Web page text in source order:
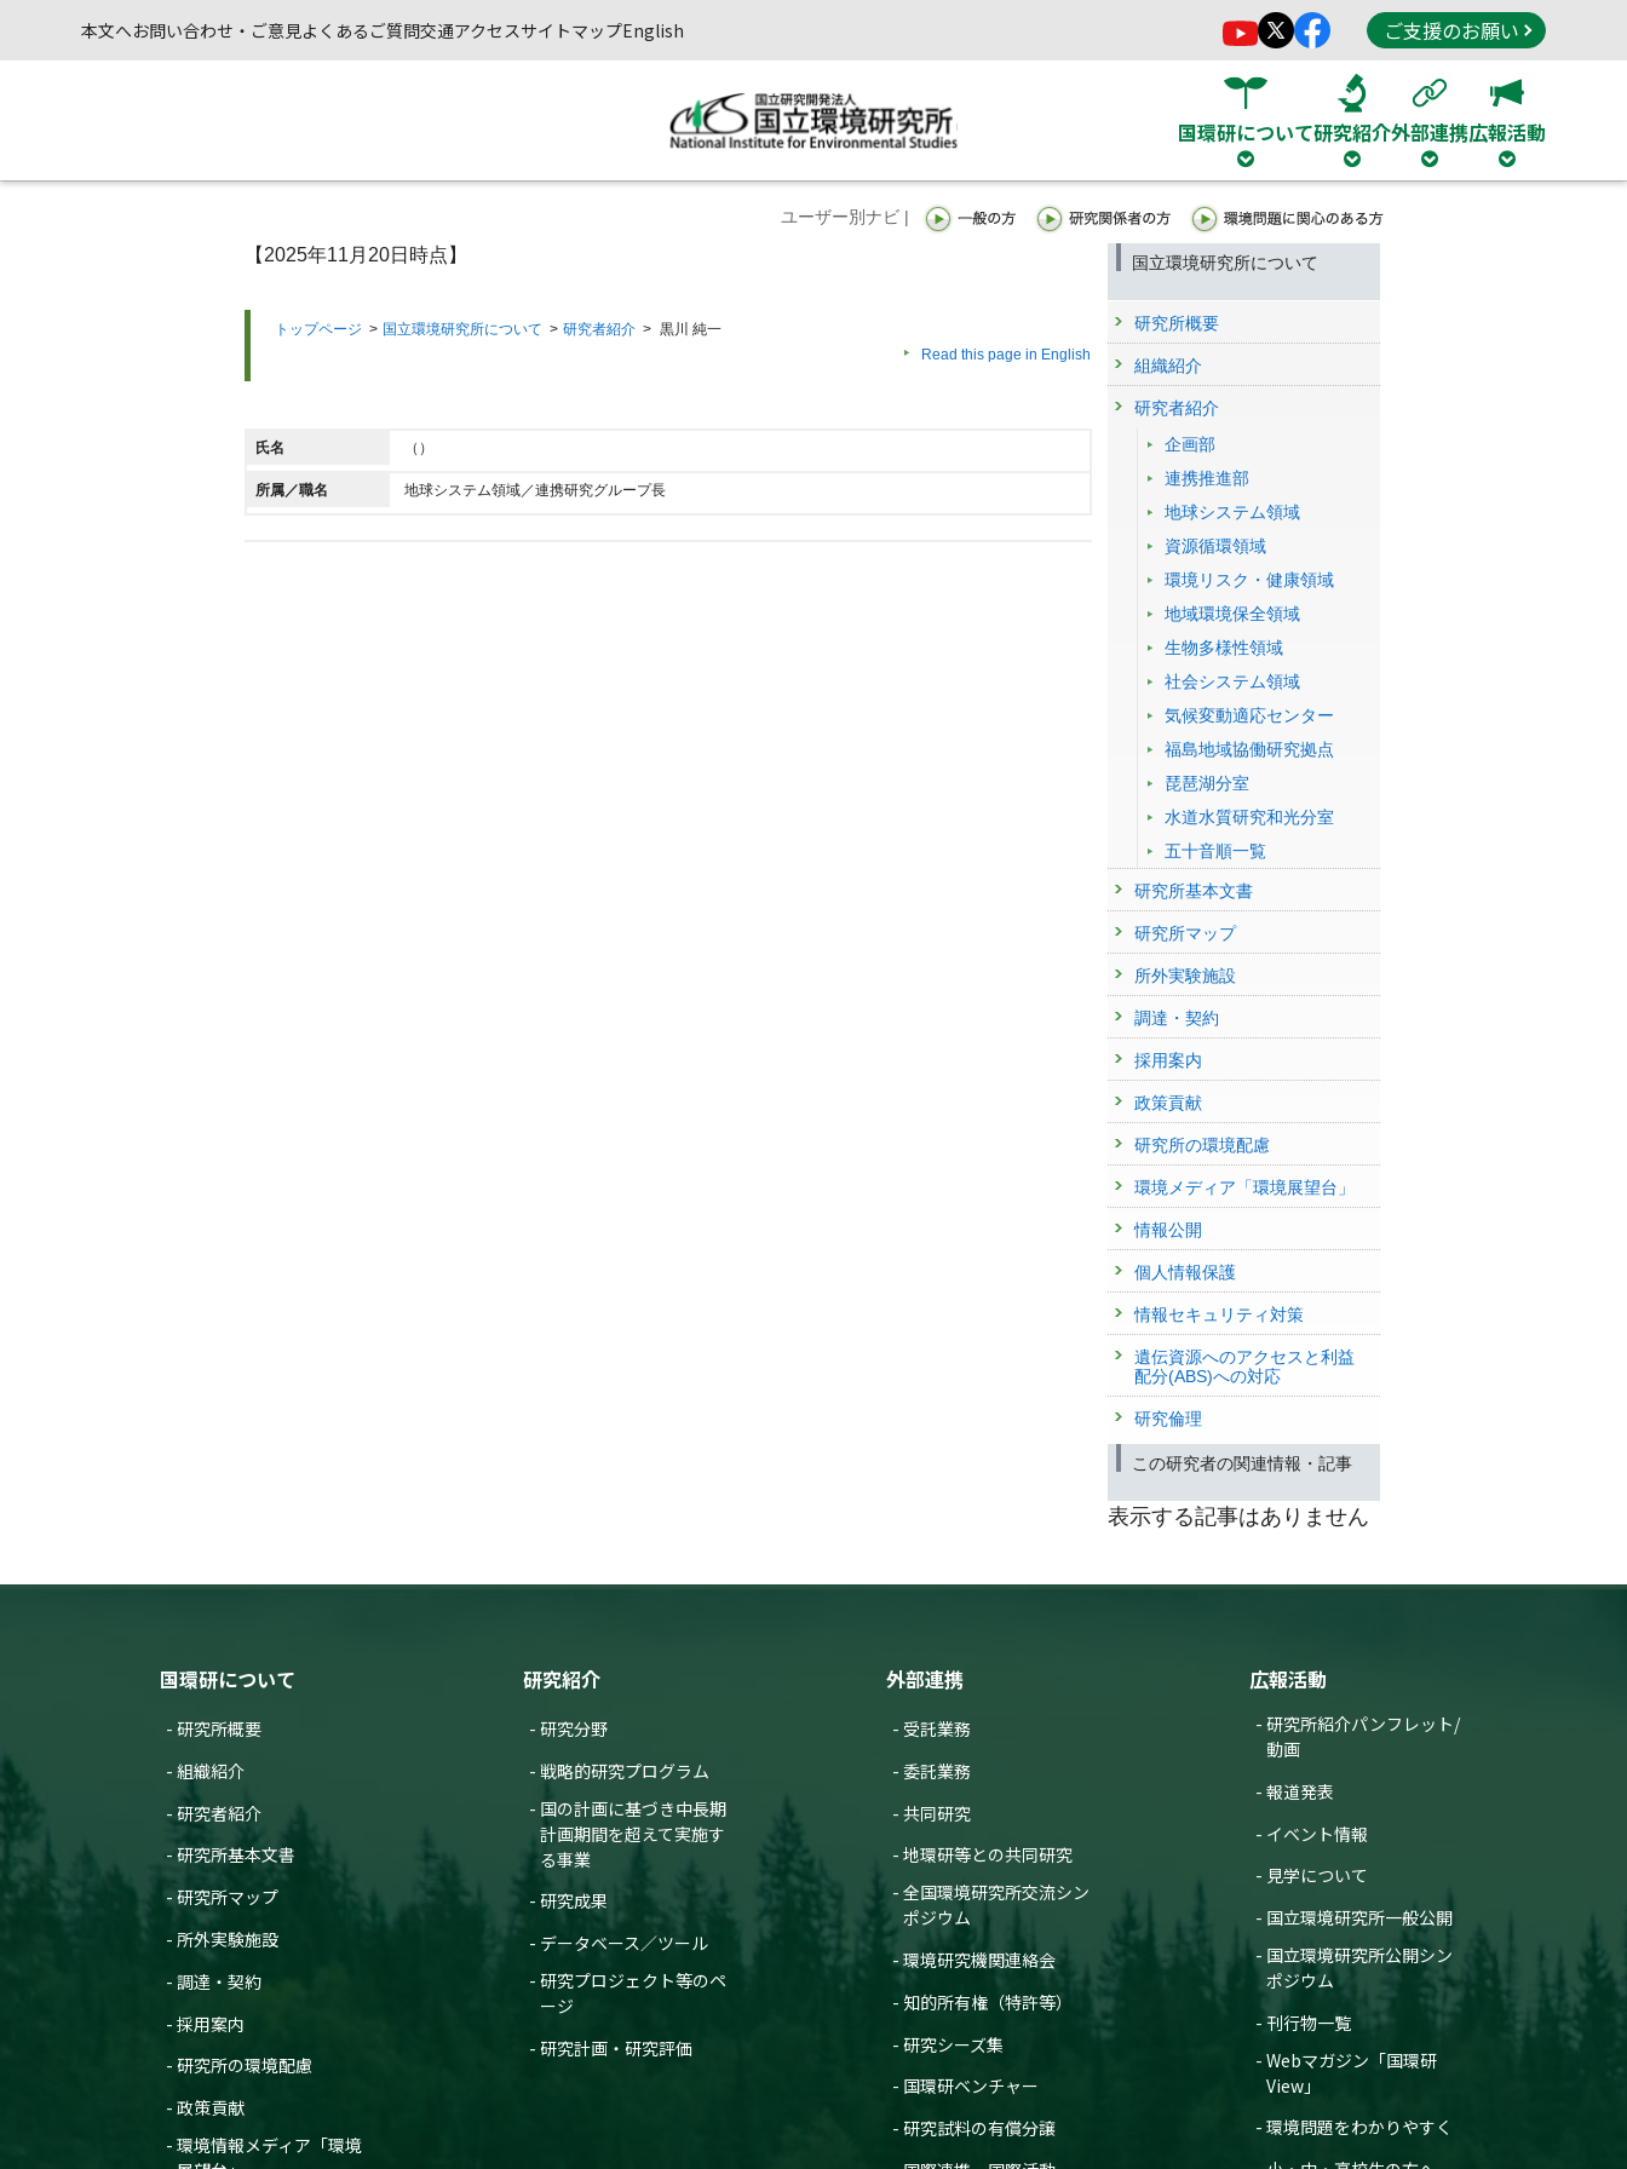
本文へお問い合わせ・ご意見よくあるご質問交通アクセスサイトマップEnglish ご支援のお願い
国環研について研究紹介外部連携広報活動
ユーザー別ナビ |
【2025年11月20日時点】
トップページ > 国立環境研究所について > 研究者紹介 > 黒川 純一
Read this page in English
氏名 （）
所属／職名 地球システム領域／連携研究グループ長
国立環境研究所について
研究所概要
組織紹介
研究者紹介
企画部
連携推進部
地球システム領域
資源循環領域
環境リスク・健康領域
地域環境保全領域
生物多様性領域
社会システム領域
気候変動適応センター
福島地域協働研究拠点
琵琶湖分室
水道水質研究和光分室
五十音順一覧
研究所基本文書
研究所マップ
所外実験施設
調達・契約
採用案内
政策貢献
研究所の環境配慮
環境メディア「環境展望台」
情報公開
個人情報保護
情報セキュリティ対策
遺伝資源へのアクセスと利益
配分(ABS)への対応
研究倫理
この研究者の関連情報・記事
表示する記事はありません
国環研について
研究所概要
組織紹介
研究者紹介
研究所基本文書
研究所マップ
所外実験施設
調達・契約
採用案内
研究所の環境配慮
政策貢献
環境情報メディア「環境
研究紹介
研究分野
戦略的研究プログラム
国の計画に基づき中長期
計画期間を超えて実施す
る事業
研究成果
データベース／ツール
研究プロジェクト等のペ
ージ
研究計画・研究評価
外部連携
受託業務
委託業務
共同研究
地環研等との共同研究
全国環境研究所交流シン
ポジウム
環境研究機関連絡会
知的所有権（特許等）
研究シーズ集
国環研ベンチャー
研究試料の有償分譲
広報活動
研究所紹介パンフレット/
動画
報道発表
イベント情報
見学について
国立環境研究所一般公開
国立環境研究所公開シン
ポジウム
刊行物一覧
Webマガジン「国環研
View」
環境問題をわかりやすく